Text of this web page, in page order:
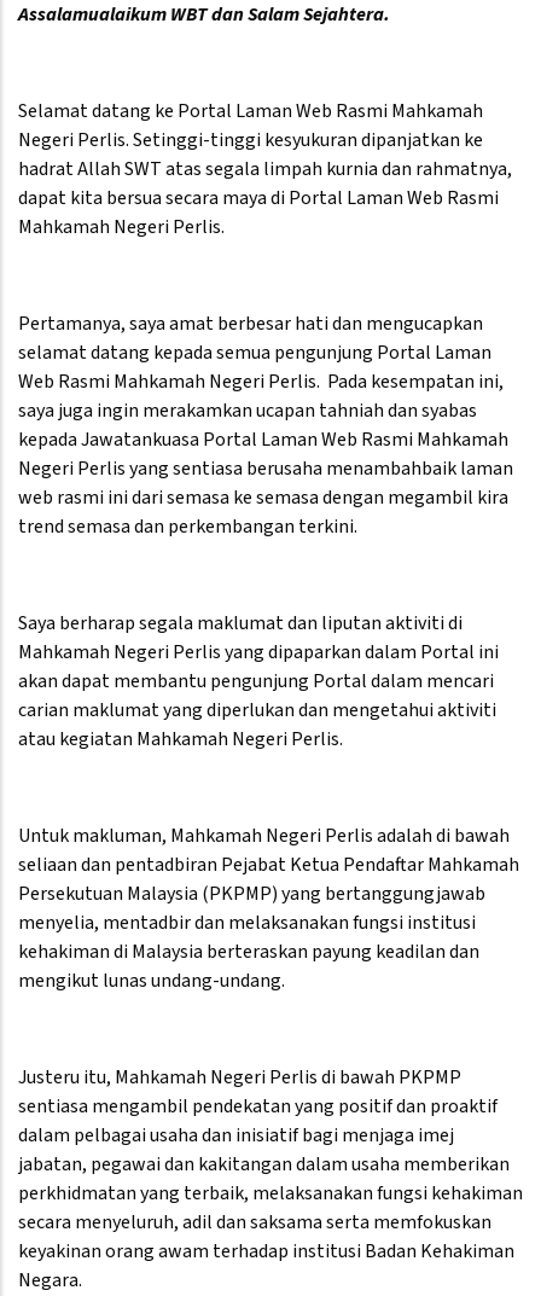
Assalamualaikum WBT dan Salam Sejahtera.
Selamat datang ke Portal Laman Web Rasmi Mahkamah
Negeri Perlis. Setinggi-tinggi kesyukuran dipanjatkan ke
hadrat Allah SWT atas segala limpah kurnia dan rahmatnya,
dapat kita bersua secara maya di Portal Laman Web Rasmi
Mahkamah Negeri Perlis.
Pertamanya, saya amat berbesar hati dan mengucapkan
selamat datang kepada semua pengunjung Portal Laman
Web Rasmi Mahkamah Negeri Perlis. Pada kesempatan ini,
saya juga ingin merakamkan ucapan tahniah dan syabas
kepada Jawatankuasa Portal Laman Web Rasmi Mahkamah
Negeri Perlis yang sentiasa berusaha menambahbaik laman
web rasmi ini dari semasa ke semasa dengan megambil kira
trend semasa dan perkembangan terkini.
Saya berharap segala maklumat dan liputan aktiviti di
Mahkamah Negeri Perlis yang dipaparkan dalam Portal ini
akan dapat membantu pengunjung Portal dalam mencari
carian maklumat yang diperlukan dan mengetahui aktiviti
atau kegiatan Mahkamah Negeri Perlis.
Untuk makluman, Mahkamah Negeri Perlis adalah di bawah
seliaan dan pentadbiran Pejabat Ketua Pendaftar Mahkamah
Persekutuan Malaysia (PKPMP) yang bertanggungjawab
menyelia, mentadbir dan melaksanakan fungsi institusi
kehakiman di Malaysia berteraskan payung keadilan dan
mengikut lunas undang-undang.
Justeru itu, Mahkamah Negeri Perlis di bawah PKPMP
sentiasa mengambil pendekatan yang positif dan proaktif
dalam pelbagai usaha dan inisiatif bagi menjaga imej
jabatan, pegawai dan kakitangan dalam usaha memberikan
perkhidmatan yang terbaik, melaksanakan fungsi kehakiman
secara menyeluruh, adil dan saksama serta memfokuskan
keyakinan orang awam terhadap institusi Badan Kehakiman
Negara.